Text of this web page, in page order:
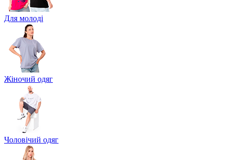
Для молоді
Жіночий одяг
Чоловічий одяг